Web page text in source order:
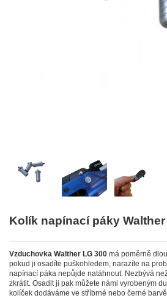
Kolík napínací páky Walther
Vzduchovka Walther LG 300 má poměrně
pokud ji osadíte puškohledem, narazíte na
napínací páka nepůjde natáhnout. Nezbývá
zkrátit. Osadit ji pak můžete námi vyrobeným
kolíček dodáváme ve stříbrné nebo černé